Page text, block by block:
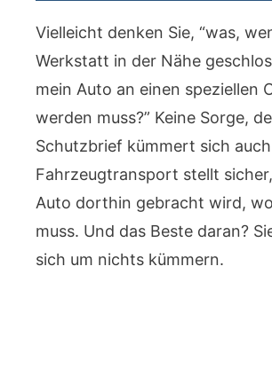
Vielleicht denken Sie, “was,
Werkstatt in der Nähe
mein Auto an einen speziellen
werden muss?” Keine Sorge,
Schutzbrief kümmert sich
Fahrzeugtransport stellt
Auto dorthin gebracht wird,
muss. Und das Beste daran?
sich um nichts kümmern.